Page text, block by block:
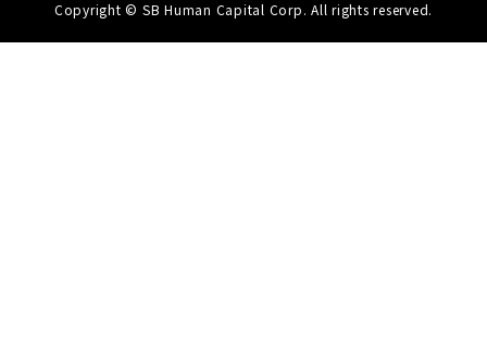
Copyright © SB Human Capital Corp. All rights reserved.